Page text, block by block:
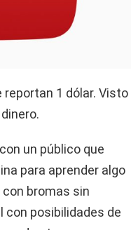
1 dólar. Visto
un público que
para aprender algo
bromas sin
con posibilidades de